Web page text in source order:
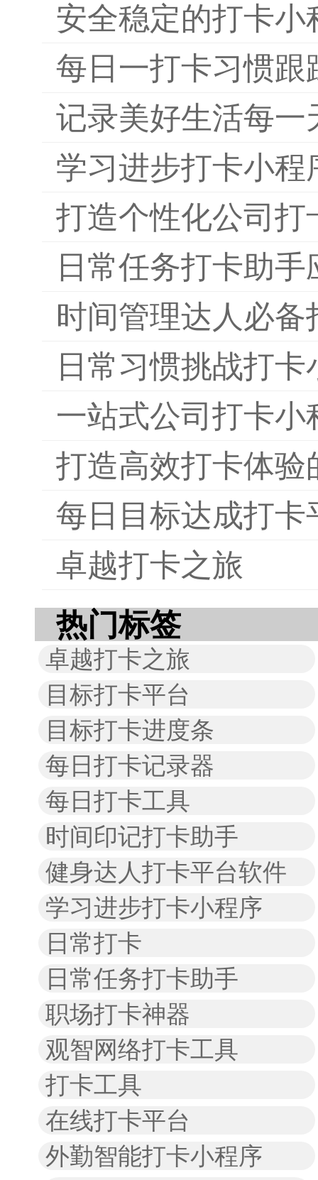
安全稳定的打卡小
每日一打卡习惯跟
记录美好生活每一
学习进步打卡小程
打造个性化公司打
日常任务打卡助手
时间管理达人必备
日常习惯挑战打
一站式公司打卡小
打造高效打卡体验
每日目标达成打卡
卓越打卡之旅
热门标签
卓越打卡之旅
目标打卡平台
目标打卡进度条
每日打卡记录器
每日打卡工具
时间印记打卡助手
健身达人打卡平台软件
学习进步打卡小程序
日常打卡
日常任务打卡助手
职场打卡神器
观智网络打卡工具
打卡工具
在线打卡平台
外勤智能打卡小程序